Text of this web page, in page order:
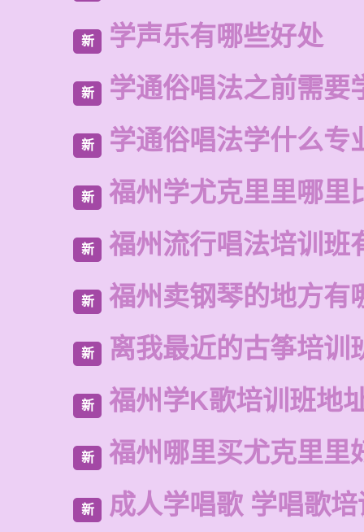
新 学声乐有哪些好处
新 学通俗唱法之前需要
新 学通俗唱法学什么专
新 福州学尤克里里哪里
新 福州流行唱法培训班
新 福州卖钢琴的地方有
新 离我最近的古筝培训
新 福州学K歌培训班地
新 福州哪里买尤克里里
新 成人学唱歌 学唱歌